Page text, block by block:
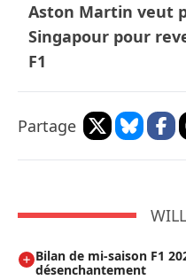
Aston Martin veut
Singapour pour
F1
Partage
Bilan de mi-saison F1
désenchantement